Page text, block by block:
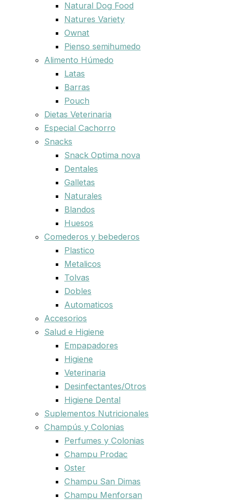
Natural Dog Food
Natures Variety
Ownat
Pienso semihumedo
Alimento Húmedo
Latas
Barras
Pouch
Dietas Veterinaria
Especial Cachorro
Snacks
Snack Optima nova
Dentales
Galletas
Naturales
Blandos
Huesos
Comederos y bebederos
Plastico
Metalicos
Tolvas
Dobles
Automaticos
Accesorios
Salud e Higiene
Empapadores
Higiene
Veterinaria
Desinfectantes/Otros
Higiene Dental
Suplementos Nutricionales
Champús y Colonias
Perfumes y Colonias
Champu Prodac
Oster
Champu San Dimas
Champu Menforsan